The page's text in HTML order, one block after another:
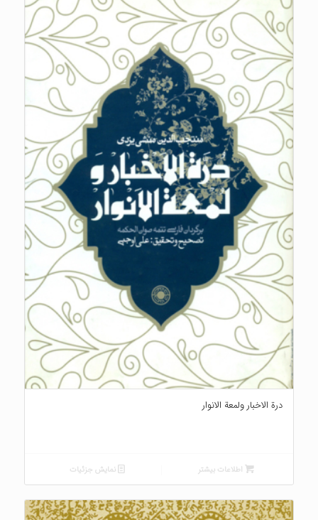
درة الاخبار ولمعة الانوار
اطلاعات بیشتر نمایش جزئیات